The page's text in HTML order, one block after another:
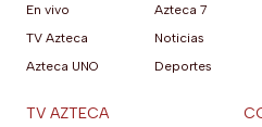
En vivo
TV Azteca
Azteca UNO
Azteca 7
Noticias
Deportes
TV AZTECA